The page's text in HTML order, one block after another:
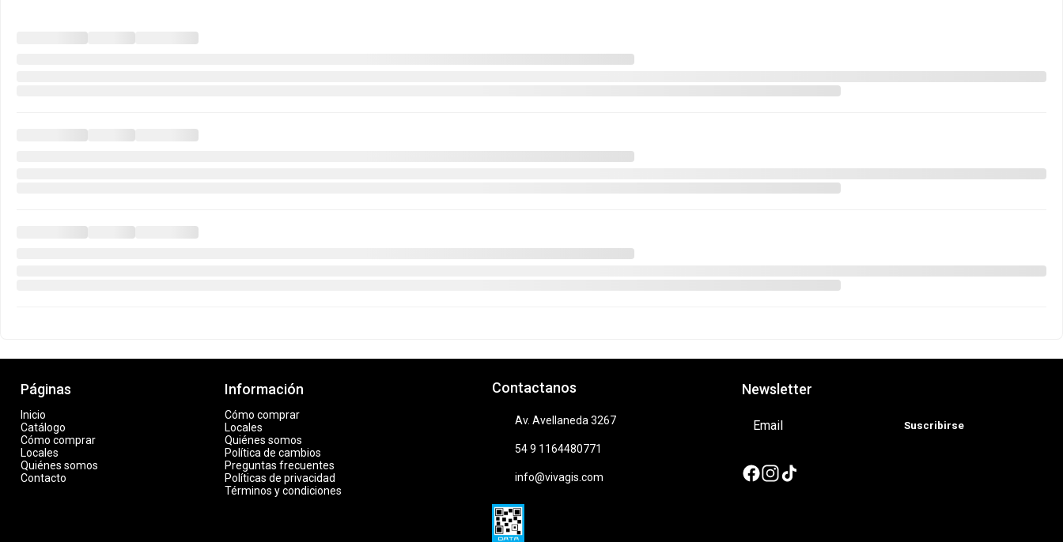
Páginas
Inicio
Catálogo
Cómo comprar
Locales
Quiénes somos
Contacto
Información
Cómo comprar
Locales
Quiénes somos
Política de cambios
Preguntas frecuentes
Políticas de privacidad
Términos y condiciones
Contactanos
Av. Avellaneda 3267
54 9 1164480771
info@vivagis.com
Newsletter
Suscribirse